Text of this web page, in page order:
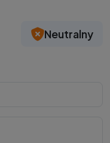
Neutralny